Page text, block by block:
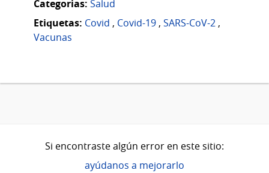
Categorias: Salud
Etiquetas: Covid , Covid-19 , SARS-CoV-2 ,
Vacunas
Si encontraste algún error en este sitio:
ayúdanos a mejorarlo